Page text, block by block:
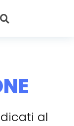
al